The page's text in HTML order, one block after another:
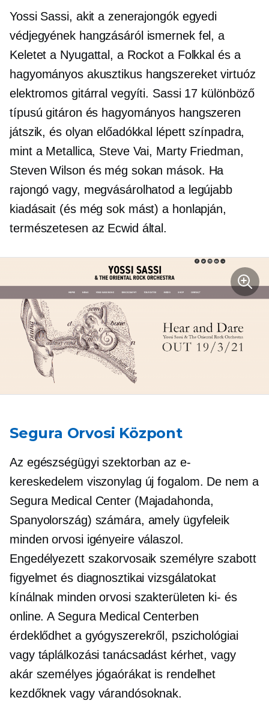
Yossi Sassi, akit a zenerajongók egyedi
védjegyének hangzásáról ismernek fel, a
Keletet a Nyugattal, a Rockot a Folkkal és a
hagyományos akusztikus hangszereket virtuóz
elektromos gitárral vegyíti. Sassi 17 különböző
típusú gitáron és hagyományos hangszeren
játszik, és olyan előadókkal lépett színpadra,
mint a Metallica, Steve Vai, Marty Friedman,
Steven Wilson és még sokan mások. Ha
rajongó vagy, megvásárolhatod a legújabb
kiadásait (és még sok mást) a honlapján,
természetesen az Ecwid által.
Segura Orvosi Központ
Az egészségügyi szektorban az e-
kereskedelem viszonylag új fogalom. De nem a
Segura Medical Center (Majadahonda,
Spanyolország) számára, amely ügyfeleik
minden orvosi igényeire válaszol.
Engedélyezett szakorvosaik személyre szabott
figyelmet és diagnosztikai vizsgálatokat
kínálnak minden orvosi szakterületen ki- és
online. A Segura Medical Centerben
érdeklődhet a gyógyszerekről, pszichológiai
vagy táplálkozási tanácsadást kérhet, vagy
akár személyes jógaórákat is rendelhet
kezdőknek vagy várandósoknak.